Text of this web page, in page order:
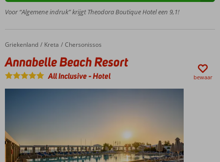
op
loopafstand
Gedeeltelijk
hoteleigenaar
Voor “Algemene indruk” krijgt Theodora Boutique Hotel een 9,1!
Home
Griekenland Kreta Chersonissos
Annabelle Beach Resort
Annabelle Beach Resort
All Inclusive-Hotel bewaar